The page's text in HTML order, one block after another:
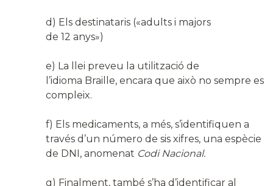
d) Els destinataris («adults i majors
de 12 anys»)
e) La llei preveu la utilització de
l’idioma Braille, encara que això no sempre es
compleix.
f) Els medicaments, a més, s’identifiquen a
través d’un número de sis xifres, una espècie
de DNI, anomenat Codi Nacional.
g) Finalment, també s’ha d’identificar al